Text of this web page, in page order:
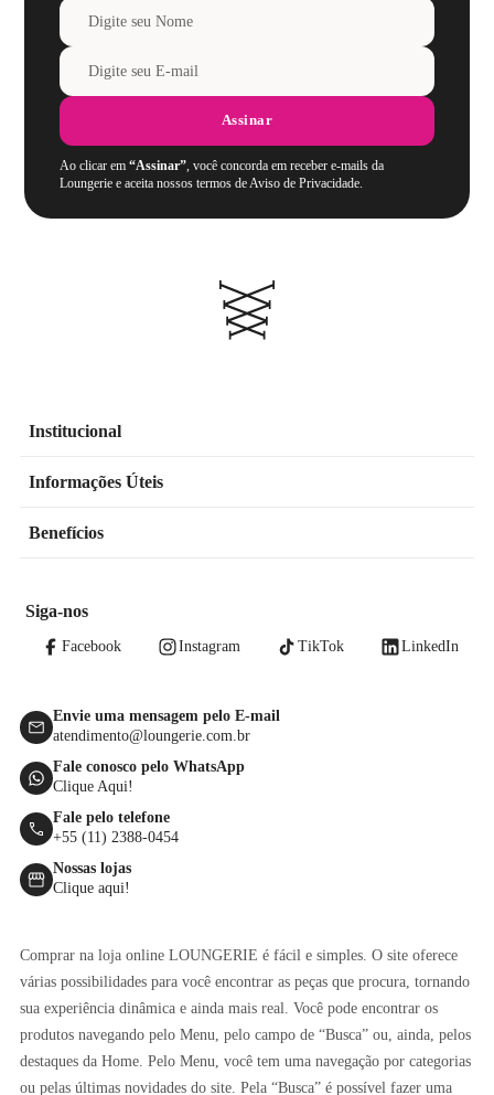
Assinar
Ao clicar em“Assinar”, você concorda em receber e-mails da
Loungerie e aceita nossos termos de Aviso de Privacidade.
Institucional
Informações Úteis
Benefícios
Siga-nos
Facebook Instagram TikTok LinkedIn
Envie uma mensagem pelo E-mail
atendimento@loungerie.com.br
Fale conosco pelo WhatsApp
Clique Aqui!
Fale pelo telefone
+55 (11) 2388-0454
Nossas lojas
Clique aqui!
Comprar na loja online LOUNGERIE é fácil e simples. O site oferece
várias possibilidades para você encontrar as peças que procura, tornando
sua experiência dinâmica e ainda mais real. Você pode encontrar os
produtos navegando pelo Menu, pelo campo de “Busca” ou, ainda, pelos
destaques da Home. Pelo Menu, você tem uma navegação por categorias
ou pelas últimas novidades do site. Pela “Busca” é possível fazer uma